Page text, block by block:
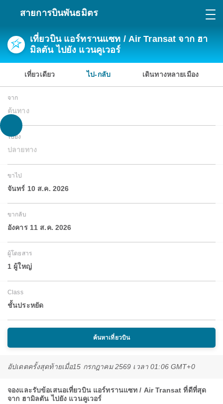
สายการบินพันธมิตร
เที่ยวบิน แอร์ทรานแซท / Air Transat จาก ฮา
มิลตัน ไปยัง แวนคูเวอร์
เที่ยวเดียว ไป-กลับ เดินทางหลายเมือง
จาก
ต้นทาง
ไปยัง
ปลายทาง
ขาไป
จันทร์ 10 ส.ค. 2026
ขากลับ
อังคาร 11 ส.ค. 2026
ผู้โดยสาร
1 ผู้ใหญ่
Class
ชั้นประหยัด
ค้นหาเที่ยวบิน
อัปเดตครั้งสุดท้ายเมื่อ15 กรกฎาคม 2569 เวลา 01:06 GMT+0
จองและรับข้อเสนอเที่ยวบิน แอร์ทรานแซท / Air Transat ที่ดีที่สุด
จาก ฮามิลตัน ไปยัง แวนคูเวอร์